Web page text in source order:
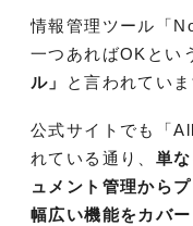
情報管理ツール「
一つあればOKとい
ル」
と言われていま
公式サイトでも「
れている通り、 単
ュメント管理から
幅広い機能をカバー